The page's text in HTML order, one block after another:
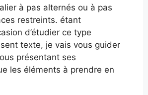
à pas alternés ou à pas
restreints. étant
d’étudier ce type
texte, je vais vous guider
présentant ses
les éléments à prendre en